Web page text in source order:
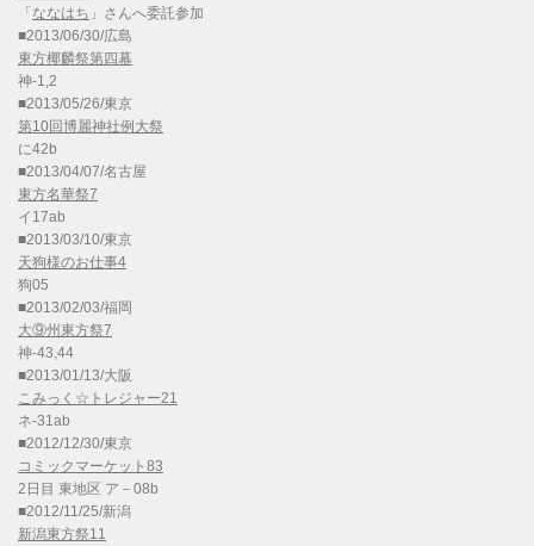
「 ななはち 」さんへ委託参加
■2013/06/30/広島
東方椰麟祭第四幕
神-1,2
■2013/05/26/東京
第10回博麗神社例大祭
に42b
■2013/04/07/名古屋
東方名華祭7
イ17ab
■2013/03/10/東京
天狗様のお仕事4
狗05
■2013/02/03/福岡
大⑨州東方祭7
神-43,44
■2013/01/13/大阪
こみっく☆トレジャー21
ネ-31ab
■2012/12/30/東京
コミックマーケット83
2日目 東地区 ア－08b
■2012/11/25/新潟
新潟東方祭11